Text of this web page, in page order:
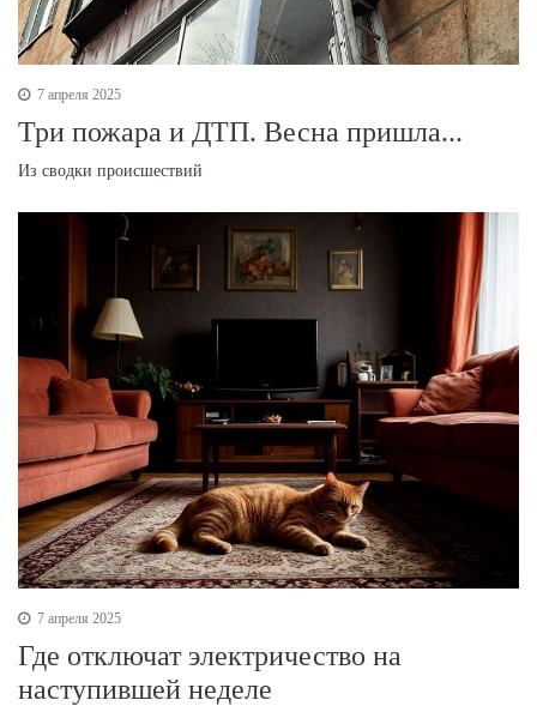
7 апреля 2025
Три пожара и ДТП. Весна пришла...
Из сводки происшествий
7 апреля 2025
Где отключат электричество на
наступившей неделе